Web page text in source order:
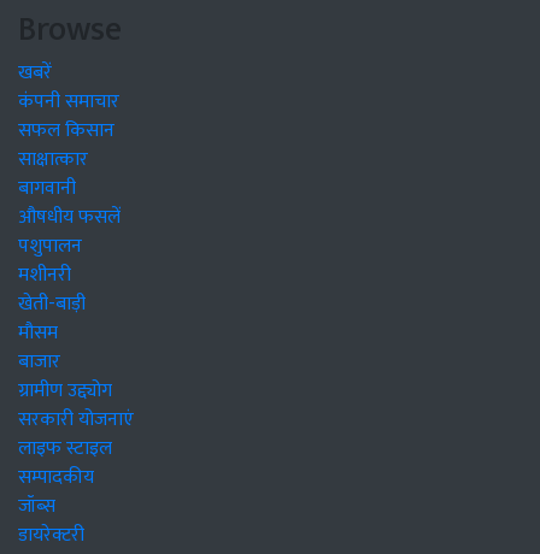
Browse
खबरें
कंपनी समाचार
सफल किसान
साक्षात्कार
बागवानी
औषधीय फसलें
पशुपालन
मशीनरी
खेती-बाड़ी
मौसम
बाजार
ग्रामीण उद्द्योग
सरकारी योजनाएं
लाइफ स्टाइल
सम्पादकीय
जॉब्स
डायरेक्टरी